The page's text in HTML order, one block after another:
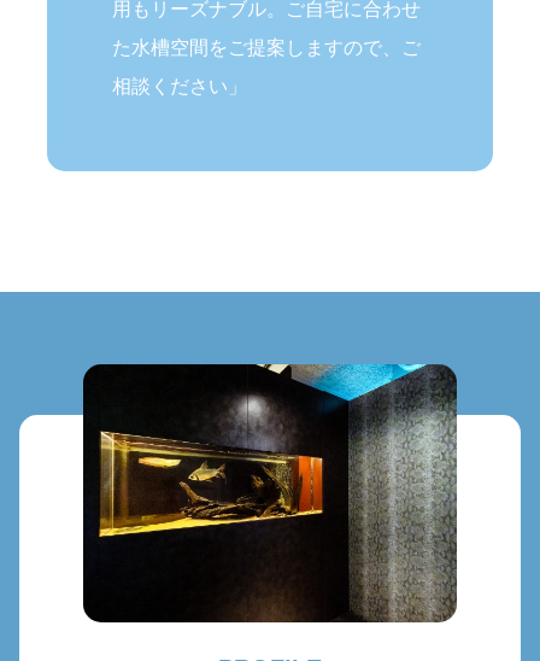
用もリーズナブル。ご自宅に合わせ
た水槽空間をご提案しますので、ご
相談ください」